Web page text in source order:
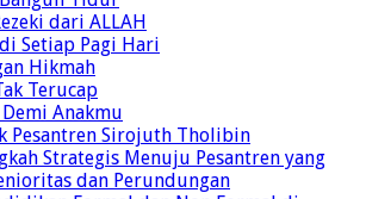
Tidur
dari ALLAH
Setiap Pagi Hari
Hikmah
Terucap
Anakmu
Pesantren Sirojuth Tholibin
Strategis Menuju Pesantren yang